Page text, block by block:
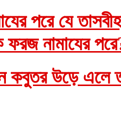
পরে যে
ফরজ নামাযের
কবুতর উড়ে এলে